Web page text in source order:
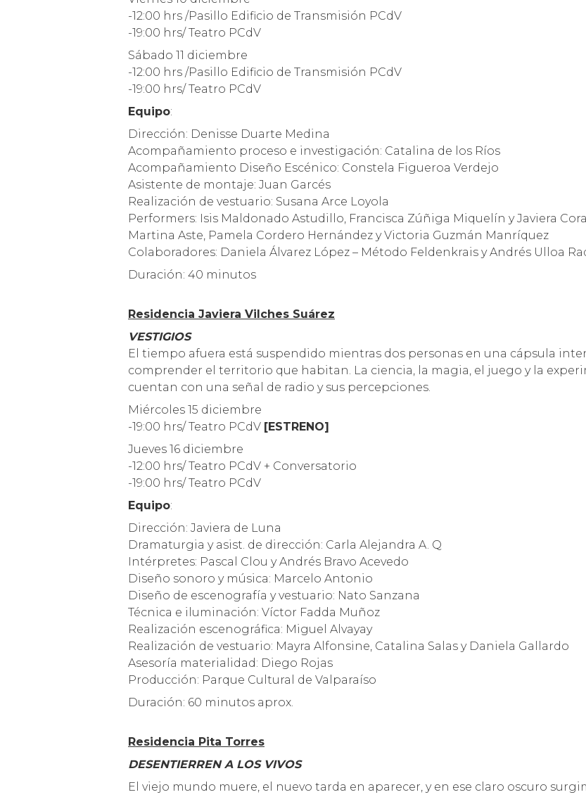
-12:00 hrs /Pasillo Edificio de Transmisión PCdV
-19:00 hrs/ Teatro PCdV
Sábado 11 diciembre
-12:00 hrs /Pasillo Edificio de Transmisión PCdV
-19:00 hrs/ Teatro PCdV
Equipo:
Dirección: Denisse Duarte Medina
Acompañamiento proceso e investigación: Catalina de los Ríos
Acompañamiento Diseño Escénico: Constela Figueroa Verdejo
Asistente de montaje: Juan Garcés
Realización de vestuario: Susana Arce Loyola
Performers: Isis Maldonado Astudillo, Francisca Zúñiga Miquelín y Javiera
Martina Aste, Pamela Cordero Hernández y Victoria Guzmán Manríquez
Colaboradores: Daniela Álvarez López – Método Feldenkrais y Andrés Ulloa
Duración: 40 minutos
Residencia Javiera Vilches Suárez
VESTIGIOS
El tiempo afuera está suspendido mientras dos personas en una cápsula
comprender el territorio que habitan. La ciencia, la magia, el juego y la
cuentan con una señal de radio y sus percepciones.
Miércoles 15 diciembre
-19:00 hrs/ Teatro PCdV [ESTRENO]
Jueves 16 diciembre
-12:00 hrs/ Teatro PCdV + Conversatorio
-19:00 hrs/ Teatro PCdV
Equipo:
Dirección: Javiera de Luna
Dramaturgia y asist. de dirección: Carla Alejandra A. Q
Intérpretes: Pascal Clou y Andrés Bravo Acevedo
Diseño sonoro y música: Marcelo Antonio
Diseño de escenografía y vestuario: Nato Sanzana
Técnica e iluminación: Víctor Fadda Muñoz
Realización escenográfica: Miguel Alvayay
Realización de vestuario: Mayra Alfonsine, Catalina Salas y Daniela Gallardo
Asesoría materialidad: Diego Rojas
Producción: Parque Cultural de Valparaíso
Duración: 60 minutos aprox.
Residencia Pita Torres
DESENTIERREN A LOS VIVOS
El viejo mundo muere, el nuevo tarda en aparecer, y en ese claro oscuro